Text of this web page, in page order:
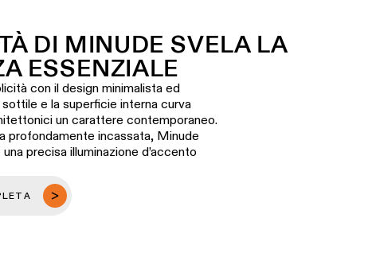
DI MINUDE SVELA LA
ESSENZIALE
con il design minimalista ed
e la superficie interna curva
un carattere contemporaneo.
profondamente incassata, Minude
precisa illuminazione d’accento